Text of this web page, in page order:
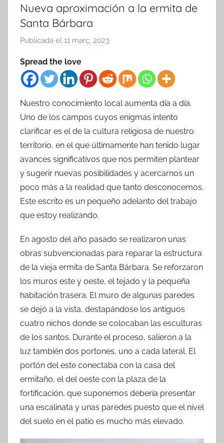
Nueva aproximación a la ermita de
Santa Bárbara
Publicada el 11 març, 2023
a
x
i
v
e
r
Spread the love
Nuestro conocimiento local aumenta día a día.
Uno de los campos cuyos enigmas intento
clarificar es el de la cultura religiosa de nuestro
territorio, en el que últimamente han tenido lugar
avances significativos que nos permiten plantear
y sugerir nuevas posibilidades y acercarnos un
poco más a la realidad que tanto desconocemos.
Este escrito es un pequeño adelanto del trabajo
que estoy realizando.
En agosto del año pasado se realizaron unas
obras subvencionadas para reparar la estructura
de la vieja ermita de Santa Bárbara. Se reforzaron
los muros este y oeste, el tejado y la pequeña
habitación trasera. El muro de algunas paredes
se dejó a la vista, destapándose los antiguos
cuatro nichos donde se colocaban las esculturas
de los santos. Durante el proceso, salieron a la
luz también dos portones, uno a cada lateral. El
portón del este conectaba con la casa del
ermitaño, el del oeste con la plaza de la
fortificación, que suponemos debería presentar
una escalinata y unas paredes puesto que el nivel
del suelo en el patio es mucho más elevado.